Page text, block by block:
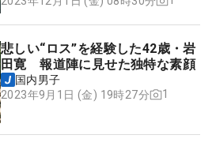
悲しい“ロス”を経験した42歳・岩
田寛 報道陣に見せた独特な素顔
国内男子
2023年9月1日 (金) 19時27分
1